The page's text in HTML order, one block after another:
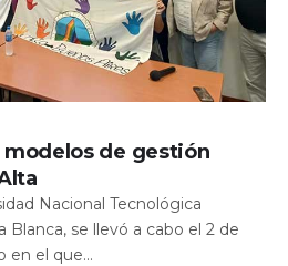
de gestión
Nacional Tecnológica
Blanca, se llevó a cabo el 2 de
en el que...